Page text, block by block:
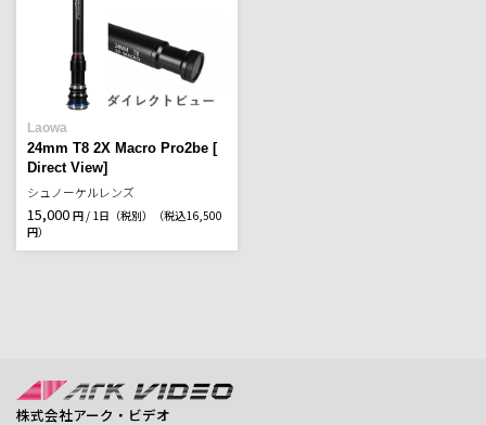
Laowa
24mm T8 2X Macro Pro2be [
Direct View]
シュノーケルレンズ
15,000 円 / 1日（税別）
（税込16,500
円）
株式会社アーク・ビデオ